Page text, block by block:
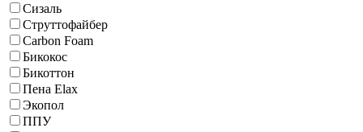
Сизаль
Струттофайбер
Carbon Foam
Бикокос
Бикоттон
Пена Elax
Экопол
ППУ